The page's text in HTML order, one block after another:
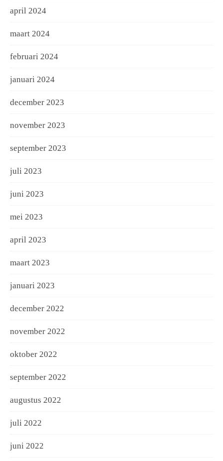
april 2024
maart 2024
februari 2024
januari 2024
december 2023
november 2023
september 2023
juli 2023
juni 2023
mei 2023
april 2023
maart 2023
januari 2023
december 2022
november 2022
oktober 2022
september 2022
augustus 2022
juli 2022
juni 2022